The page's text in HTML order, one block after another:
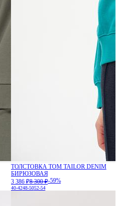
ТОЛСТОВКА TOM TAILOR DENIM
БИРЮЗОВАЯ
3 386 ₽8 300 ₽-59%
40-4248-5052-54